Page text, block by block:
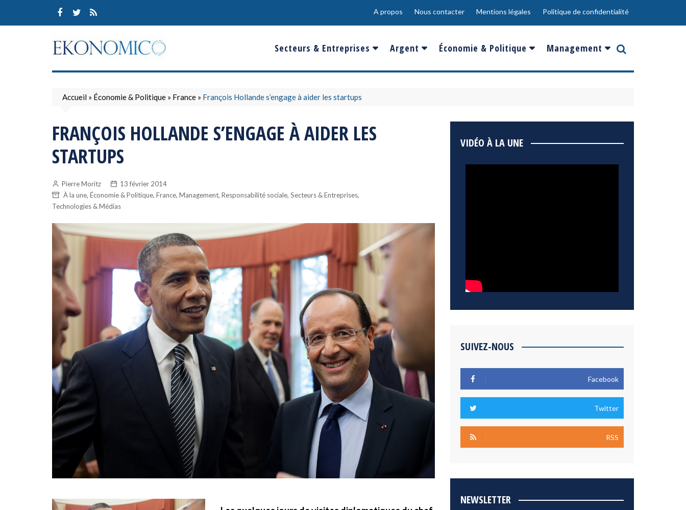
content
A propos Nous contacter Mentions légales Politique de confidentialité
Secteurs & Entreprises
Banques & Finances
Conso & Distrib
Environnement
Technologies & Médias
Argent
Salaire
Epargne & Placements
Économie & Politique
France
Management
Innovation
Accueil » Économie & Politique » France » François Hollande s’engage à aider les startups
FRANÇOIS HOLLANDE S’ENGAGE À AIDER LES
STARTUPS
Pierre Moritz
13 février 2014
À la une, Économie & Politique, France, Management, Responsabilité sociale, Secteurs & Entreprises,
Technologies & Médias
VIDÉO À LA UNE
SUIVEZ-NOUS
Facebook
Twitter
RSS
NEWSLETTER